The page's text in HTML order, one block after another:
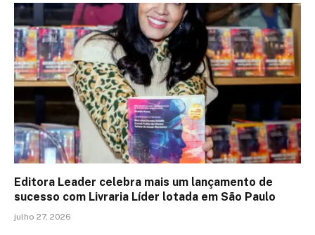
Editora Leader celebra mais um lançamento de
sucesso com Livraria Líder lotada em São Paulo
julho 27, 2026